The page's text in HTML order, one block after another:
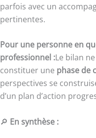
parfois avec un
pertinentes.
Pour une personne en
professionnel :Le bilan
constituer une phase de
perspectives se
d’un plan d’action
🔎 En synthèse :